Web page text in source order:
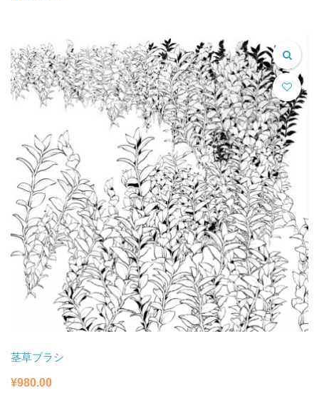
茎草ブラシ
¥980.00